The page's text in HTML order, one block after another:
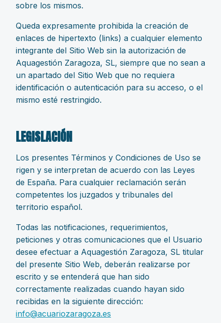
sobre los mismos.
Queda expresamente prohibida la creación de
enlaces de hipertexto (links) a cualquier elemento
integrante del Sitio Web sin la autorización de
Aquagestión Zaragoza, SL, siempre que no sean a
un apartado del Sitio Web que no requiera
identificación o autenticación para su acceso, o el
mismo esté restringido.
LEGISLACIÓN
Los presentes Términos y Condiciones de Uso se
rigen y se interpretan de acuerdo con las Leyes
de España. Para cualquier reclamación serán
competentes los juzgados y tribunales del
territorio español.
Todas las notificaciones, requerimientos,
peticiones y otras comunicaciones que el Usuario
desee efectuar a Aquagestión Zaragoza, SL titular
del presente Sitio Web, deberán realizarse por
escrito y se entenderá que han sido
correctamente realizadas cuando hayan sido
recibidas en la siguiente dirección:
info@acuariozaragoza.es